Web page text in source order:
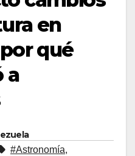
en
qué
a
#Astronomía,